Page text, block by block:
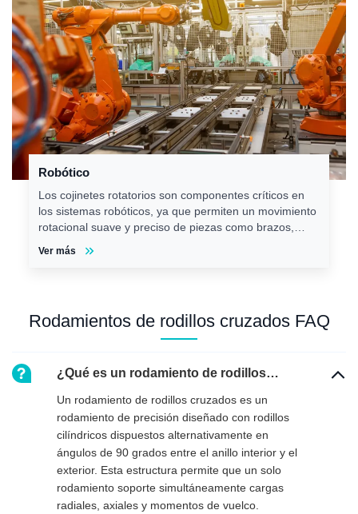
Robótico
Los cojinetes rotatorios son componentes críticos en
los sistemas robóticos, ya que permiten un movimiento
rotacional suave y preciso de piezas como brazos,
articulaciones y ruedas.
Ver más
Rodamientos de rodillos cruzados FAQ
¿Qué es un rodamiento de rodillos
cruzados?
Un rodamiento de rodillos cruzados es un
rodamiento de precisión diseñado con rodillos
cilíndricos dispuestos alternativamente en
ángulos de 90 grados entre el anillo interior y el
exterior. Esta estructura permite que un solo
rodamiento soporte simultáneamente cargas
radiales, axiales y momentos de vuelco.